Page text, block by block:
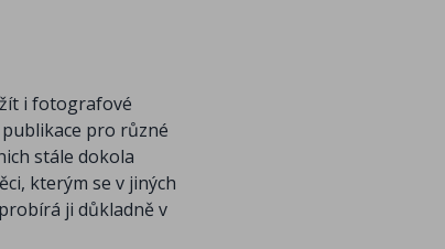
i fotografové
pro různé
stále dokola
kterým se v jiných
ji důkladně v